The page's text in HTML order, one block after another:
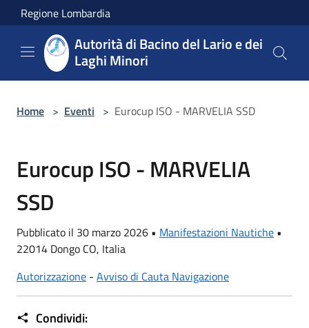
Salta al contenuto principale
Regione Lombardia
Autorità di Bacino del Lario e dei
Laghi Minori
Home > Eventi > Eurocup ISO - MARVELIA SSD
Eurocup ISO - MARVELIA
SSD
Pubblicato il 30 marzo 2026 • Manifestazioni Nautiche •
22014 Dongo CO, Italia
Autorizzazione - Avviso di Cauta Navigazione
Condividi: